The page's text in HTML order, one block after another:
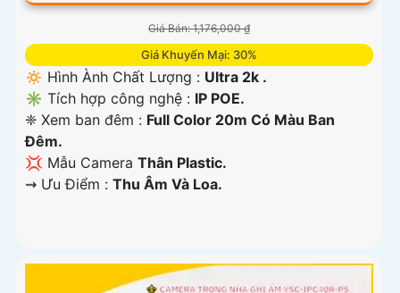
Giá Bán: 1,176,000 ₫
Giá Khuyến Mại: 30%
🔅 Hình Ành Chất Lượng : Ultra 2k .
✳️ Tích hợp công nghệ : IP POE.
❈ Xem ban đêm : Full Color 20m Có Màu Ban
Ðêm.
💢 Mẫu Camera Thân Plastic.
️⇝ Ưu Điểm : Thu Âm Và Loa.